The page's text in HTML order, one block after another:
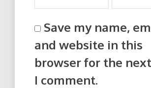
Save my name,
and website in this
browser for the
I comment.